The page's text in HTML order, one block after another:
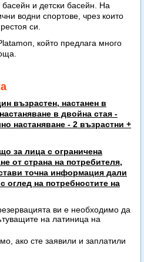
басейн и детски басейн. На
водни спортове, чрез които
си.
който предлага много
възрастен, настанен в
в двойна стая -
настаняване - 2 възрастни +
за лица с ограничена
от страна на потребителя,
точна информация дали
оглед на потребностите на
ви е необходимо да
на латиница на
ако сте заявили и заплатили